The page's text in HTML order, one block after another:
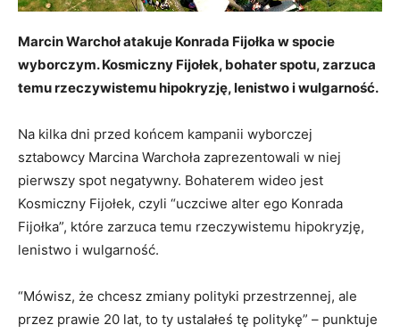
Marcin Warchoł atakuje Konrada Fijołka w spocie
wyborczym. Kosmiczny Fijołek, bohater spotu, zarzuca
temu rzeczywistemu hipokryzję, lenistwo i wulgarność.
Na kilka dni przed końcem kampanii wyborczej
sztabowcy Marcina Warchoła zaprezentowali w niej
pierwszy spot negatywny. Bohaterem wideo jest
Kosmiczny Fijołek, czyli “uczciwe alter ego Konrada
Fijołka”, które zarzuca temu rzeczywistemu hipokryzję,
lenistwo i wulgarność.
“Mówisz, że chcesz zmiany polityki przestrzennej, ale
przez prawie 20 lat, to ty ustalałeś tę politykę” – punktuje